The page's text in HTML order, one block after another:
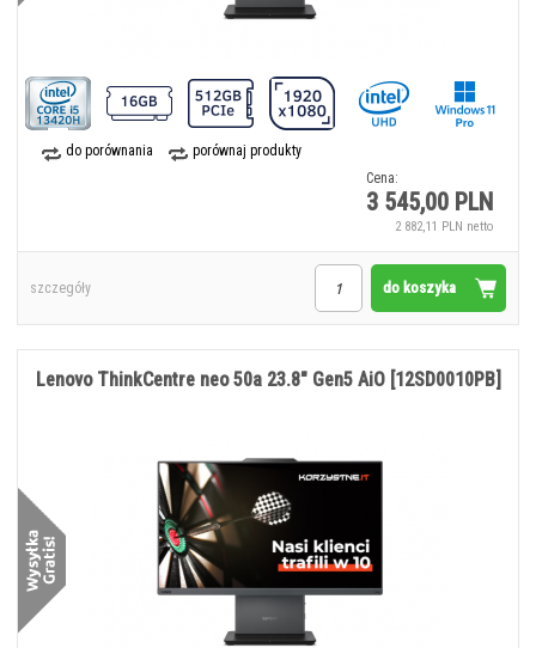
do porównania
porównaj produkty
Cena:
3 545,00 PLN
2 882,11 PLN netto
do koszyka
szczegóły
Lenovo ThinkCentre neo 50a 23.8" Gen5 AiO [12SD0010PB]